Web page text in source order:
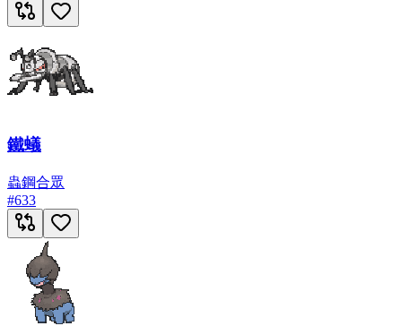
鐵蟻
蟲鋼合眾
#633